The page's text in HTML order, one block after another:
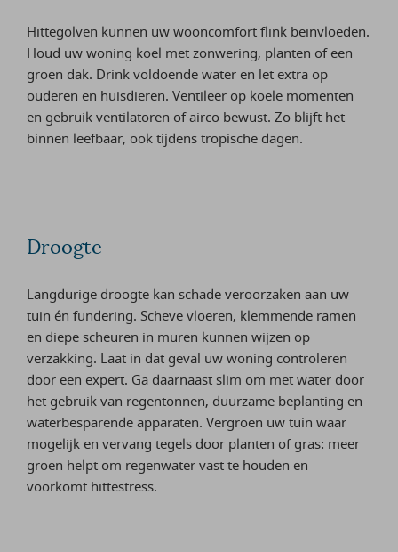
Hittegolven kunnen uw wooncomfort flink beïnvloeden.
Houd uw woning koel met zonwering, planten of een
groen dak. Drink voldoende water en let extra op
ouderen en huisdieren. Ventileer op koele momenten
en gebruik ventilatoren of airco bewust. Zo blijft het
binnen leefbaar, ook tijdens tropische dagen.
Droogte
Langdurige droogte kan schade veroorzaken aan uw
tuin én fundering. Scheve vloeren, klemmende ramen
en diepe scheuren in muren kunnen wijzen op
verzakking. Laat in dat geval uw woning controleren
door een expert. Ga daarnaast slim om met water door
het gebruik van regentonnen, duurzame beplanting en
waterbesparende apparaten. Vergroen uw tuin waar
mogelijk en vervang tegels door planten of gras: meer
groen helpt om regenwater vast te houden en
voorkomt hittestress.